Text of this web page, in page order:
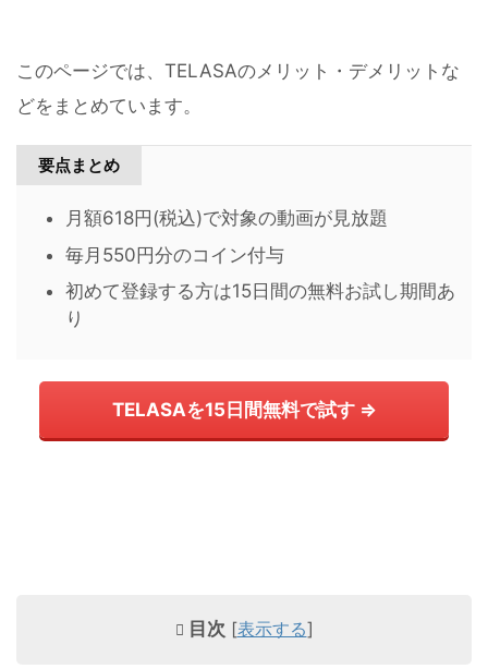
このページでは、TELASAのメリット・デメリットな
どをまとめています。
要点まとめ
月額618円(税込)で対象の動画が見放題
毎月550円分のコイン付与
初めて登録する方は15日間の無料お試し期間あ
り
TELASAを15日間無料で試す ⇒
目次 [表示する]